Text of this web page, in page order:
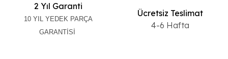
2 Yıl Garanti
10 YIL YEDEK PARÇA
GARANTİSİ
Ücretsiz Teslimat
4-6 Hafta